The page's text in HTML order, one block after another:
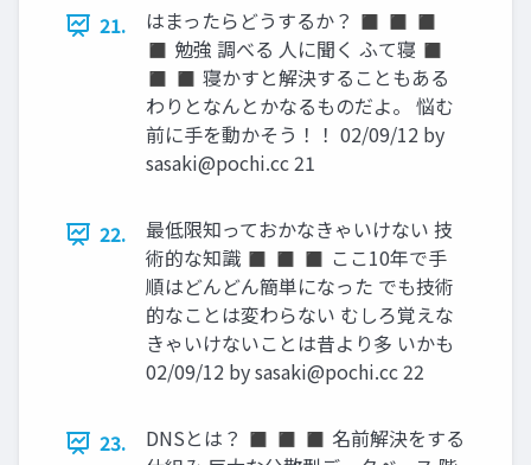
21.
はまったらどうするか？ ◼ ◼ ◼
◼ 勉強 調べる 人に聞く ふて寝 ◼
◼ ◼ 寝かすと解決することもある
わりとなんとかなるものだよ。 悩む
前に手を動かそう！！ 02/09/12 by
sasaki@pochi.cc21
22.
最低限知っておかなきゃいけない 技
術的な知識 ◼ ◼ ◼ ここ10年で手
順はどんどん簡単になった でも技術
的なことは変わらない むしろ覚えな
きゃいけないことは昔より多 いかも
02/09/12 bysasaki@pochi.cc22
23.
DNSとは？ ◼ ◼ ◼ 名前解決をする